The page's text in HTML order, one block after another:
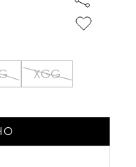
XGG